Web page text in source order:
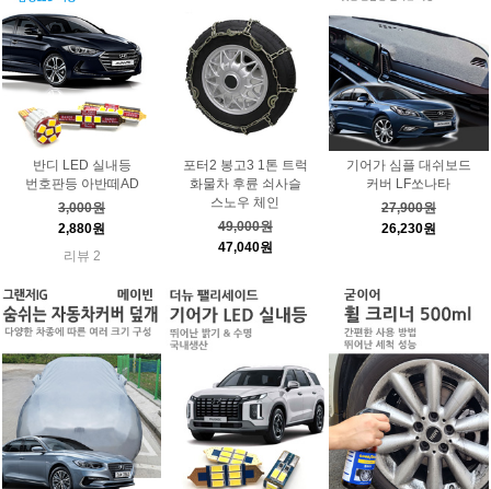
반디 LED 실내등
번호판등 아반떼AD
3,000원
2,880원
리뷰 2
포터2 봉고3 1톤 트럭
화물차 후륜 쇠사슬
스노우 체인
49,000원
47,040원
기어가 심플 대쉬보드
커버 LF쏘나타
27,900원
26,230원